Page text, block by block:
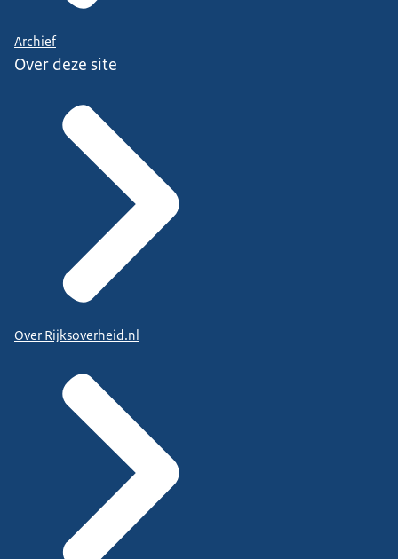
Archief
Over deze site
Over Rijksoverheid.nl